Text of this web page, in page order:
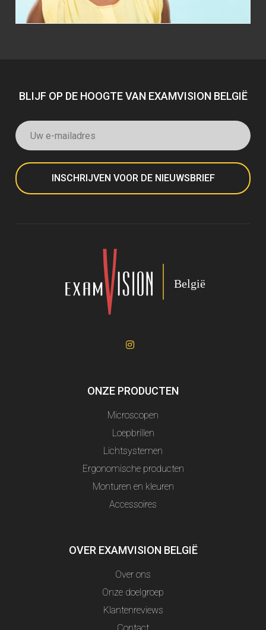
BLIJF OP DE HOOGTE VAN EXAMVISION BELGIË
ONZE PRODUCTEN
Microscopen
Loepbrillen
Lichtsystemen
Ergonomische producten
Monturen en kleuren
Accessoires
OVER EXAMVISION BELGIË
Over ons
Onze doelgroep
Klantenreviews
Contact